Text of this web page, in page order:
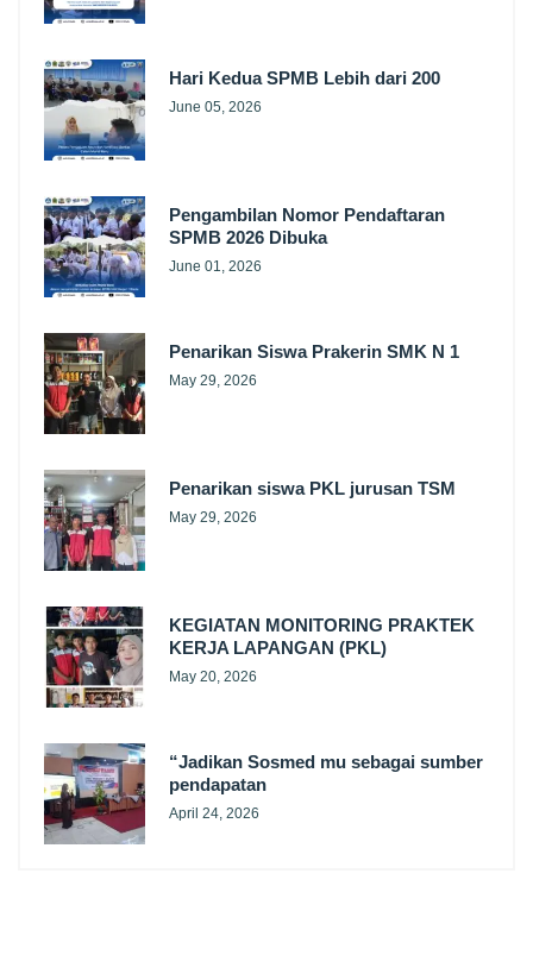
Hari Kedua SPMB Lebih dari 200
June 05, 2026
Pengambilan Nomor Pendaftaran
SPMB 2026 Dibuka
June 01, 2026
Penarikan Siswa Prakerin SMK N 1
May 29, 2026
Penarikan siswa PKL jurusan TSM
May 29, 2026
KEGIATAN MONITORING PRAKTEK
KERJA LAPANGAN (PKL)
May 20, 2026
“Jadikan Sosmed mu sebagai sumber
pendapatan
April 24, 2026